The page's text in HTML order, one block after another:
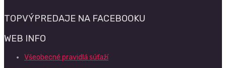
TOPVÝPREDAJE NA FACEBOOKU
WEB INFO
Všeobecné pravidlá súťaží